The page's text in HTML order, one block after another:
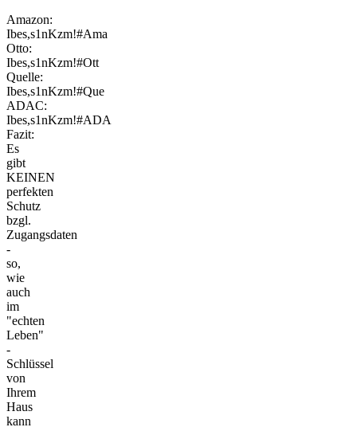
Amazon:
Ibes,s1nKzm!#Ama
Otto:
Ibes,s1nKzm!#Ott
Quelle:
Ibes,s1nKzm!#Que
ADAC:
Ibes,s1nKzm!#ADA
Fazit:
Es
gibt
KEINEN
perfekten
Schutz
bzgl.
Zugangsdaten
-
so,
wie
auch
im
"echten
Leben"
-
Schlüssel
von
Ihrem
Haus
kann